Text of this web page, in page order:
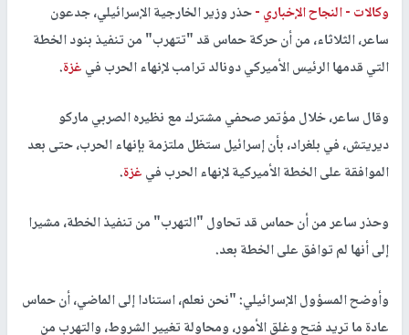
وكالات -النجاح الإخباري -حذر وزير الخارجية الإسرائيلي، جدعون
ساعر، الثلاثاء، من أن حركة حماس قد "تتهرب" من تنفيذ بنود الخطة
التي قدمها الرئيس الأميركي دونالد ترامب لإنهاء الحرب فيغزة.
وقال ساعر، خلال مؤتمر صحفي مشترك مع نظيره الصربي ماركو
ديريتش، في بلغراد، بأن إسرائيل ستظل ملتزمة بإنهاء الحرب، حتى بعد
الموافقة على الخطة الأميركية لإنهاء الحرب فيغزة.
وحذر ساعر من أن حماس قد تحاول "التهرب" من تنفيذ الخطة، مشيرا
إلى أنها لم توافق على الخطة بعد.
وأوضح المسؤول الإسرائيلي: "نحن نعلم، استنادا إلى الماضي، أن حماس
عادة ما تريد فتح وغلق الأمور، ومحاولة تغيير الشروط، والتهرب من